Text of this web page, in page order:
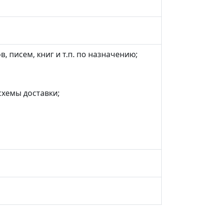
писем, книг и т.п. по назначению;
доставки;